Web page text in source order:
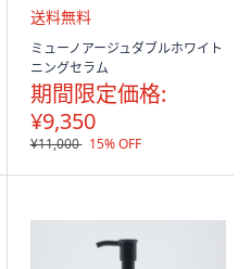
送
料
無
料
ミューノアージュダブルホワイト
ニングセラム
期間限定価格:
¥9,350
¥11,000 15% OFF